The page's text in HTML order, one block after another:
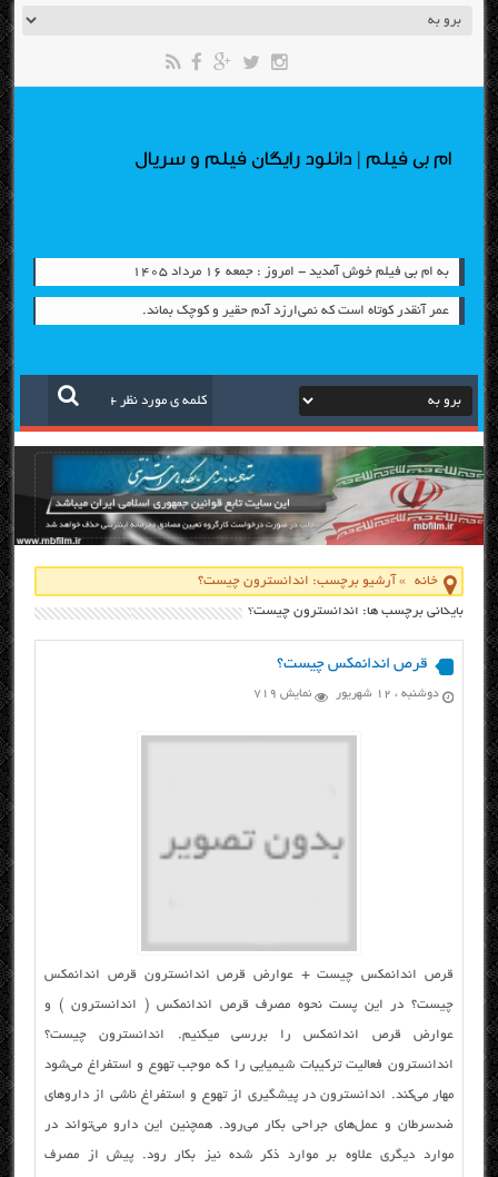
ام بی فیلم | دانلود رایگان فیلم و سریال
به ام بی فیلم خوش آمدید - امروز : جمعه ۱۶ مرداد ۱۴۰۵
عمر آنقدر کوتاه است که نمی‌ارزد آدم حقیر و کوچک بماند.
خانه » آرشیو برچسب: اندانسترون چیست؟
بایگانی برچسب ها: اندانسترون چیست؟
قرص اندانمکس چیست؟
دوشنبه ، ۱۲ شهریور نمایش 719
قرص اندانمکس چیست + عوارض قرص اندانسترون قرص اندانمکس
چیست؟ در این پست نحوه مصرف قرص اندانمکس ( اندانسترون ) و
عوارض قرص اندانمکس را بررسی میکنیم. اندانسترون چیست؟
اندانسترون فعالیت ترکیبات شیمیایی را که موجب تهوع و استفراغ می‌شود
مهار می‌کند. اندانسترون در پیشگیری از تهوع و استفراغ ناشی از دارو‌های
ضد‌سرطان و عمل‌های جراحی بکار می‌رود. همچنین این دارو می‌تواند در
موارد دیگری علاوه بر موارد ذکر شده نیز بکار رود. پیش از مصرف